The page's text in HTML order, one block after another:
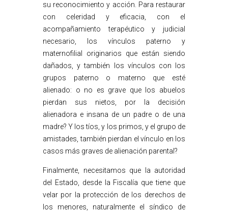
su reconocimiento y acción. Para restaurar
con celeridad y eficacia, con el
acompañamiento terapéutico y judicial
necesario, los vínculos paterno y
maternofilial originarios que están siendo
dañados, y también los vínculos con los
grupos paterno o materno que esté
alienado: o no es grave que los abuelos
pierdan sus nietos, por la decisión
alienadora e insana de un padre o de una
madre? Y los tíos, y los primos, y el grupo de
amistades, también pierdan el vínculo en los
casos más graves de alienación parental?
Finalmente, necesitamos que la autoridad
del Estado, desde la Fiscalía que tiene que
velar por la protección de los derechos de
los menores, naturalmente el síndico de